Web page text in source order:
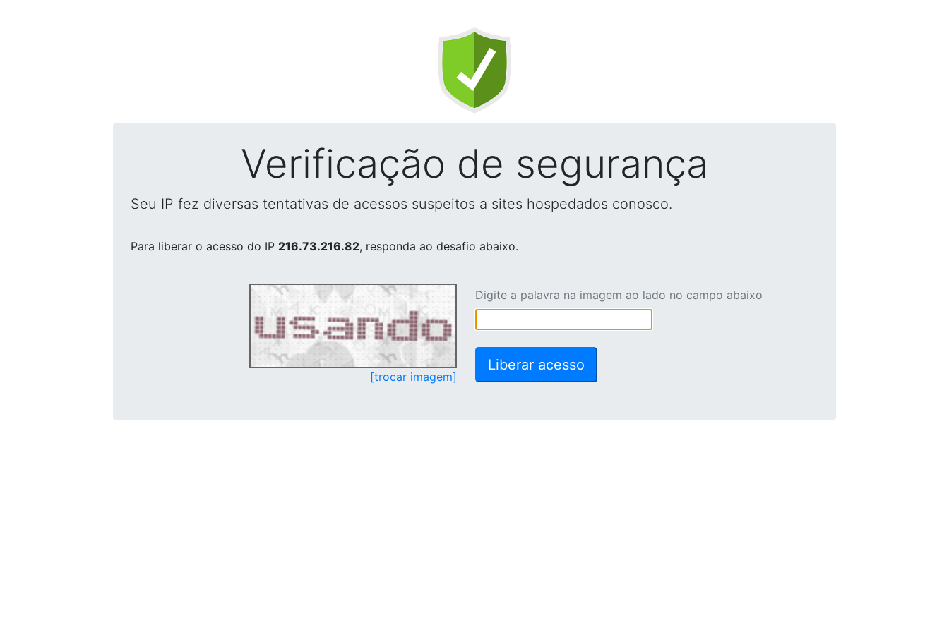
Verificação de segurança
Seu IP fez diversas tentativas de acessos suspeitos a sites hospedados conosco.
Para liberar o acesso do IP 216.73.216.82, responda ao desafio abaixo.
[trocar imagem]
Digite a palavra na imagem ao lado no campo abaixo